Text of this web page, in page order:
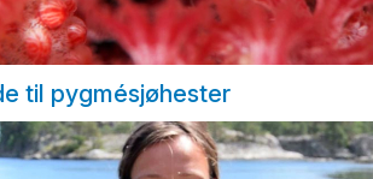
til pygmésjøhester